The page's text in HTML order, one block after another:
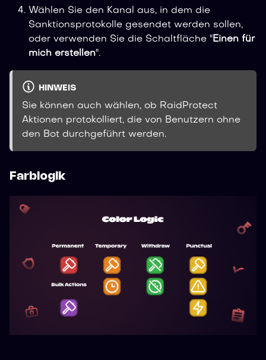
Wählen Sie den Kanal aus, in dem die
Sanktionsprotokolle gesendet werden sollen,
oder verwenden Sie die Schaltfläche "Einen für
mich erstellen".
HINWEIS
Sie können auch wählen, ob RaidProtect
Aktionen protokolliert, die von Benutzern ohne
den Bot durchgeführt werden.
Farblogik